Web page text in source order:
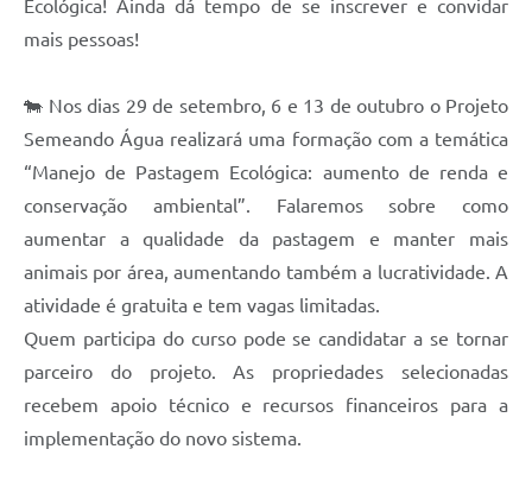
Ecológica! Ainda dá tempo de se inscrever e convidar
mais pessoas!
🐄 Nos dias 29 de setembro, 6 e 13 de outubro o Projeto
Semeando Água realizará uma formação com a temática
“Manejo de Pastagem Ecológica: aumento de renda e
conservação ambiental”. Falaremos sobre como
aumentar a qualidade da pastagem e manter mais
animais por área, aumentando também a lucratividade. A
atividade é gratuita e tem vagas limitadas.
Quem participa do curso pode se candidatar a se tornar
parceiro do projeto. As propriedades selecionadas
recebem apoio técnico e recursos financeiros para a
implementação do novo sistema.